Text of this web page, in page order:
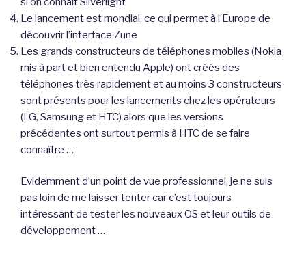
Le lancement est mondial, ce qui permet à l’Europe de
découvrir l’interface Zune
Les grands constructeurs de téléphones mobiles (Nokia
mis à part et bien entendu Apple) ont créés des
téléphones très rapidement et au moins 3 constructeurs
sont présents pour les lancements chez les opérateurs
(LG, Samsung et HTC) alors que les versions
précédentes ont surtout permis à HTC de se faire
connaître …
Evidemment d’un point de vue professionnel, je ne suis
pas loin de me laisser tenter car c’est toujours
intéressant de tester les nouveaux OS et leur outils de
développement …